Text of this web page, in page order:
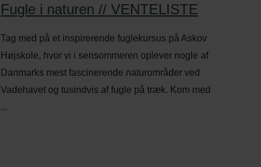
Fugle i naturen // VENTELISTE
Tag med på et inspirerende fuglekursus på Askov
Højskole, hvor vi i sensommeren oplever nogle af
Danmarks mest fascinerende naturområder ved
Vadehavet og tusindvis af fugle på træk. Kom med
...